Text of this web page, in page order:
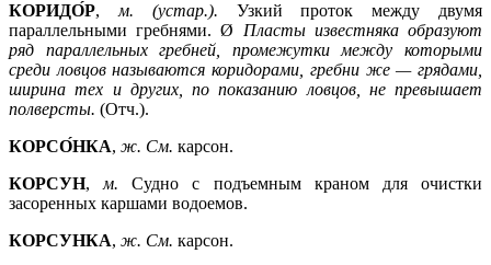
КОРИДО́Р, м. (устар.). Узкий проток между двумя
параллельными гребнями. Ø Пласты известняка образуют
ряд параллельных гребней, промежутки между которыми
среди ловцов называются коридорами, гребни же — грядами,
ширина тех и других, по показанию ловцов, не превышает
полверсты. (Отч.).
КОРСО́НКА, ж. См. карсон.
КОРСУН, м.Судно с подъемным краном для очистки
засоренных каршами водоемов.
КОРСУНКА, ж. См. карсон.